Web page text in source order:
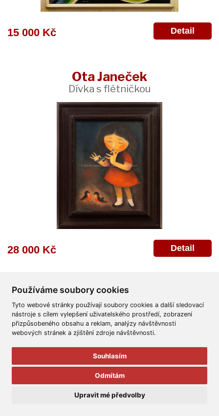
Používáme soubory cookies
Tyto webové stránky používají soubory cookies a další sledovací
nástroje s cílem vylepšení uživatelského prostředí, zobrazení
přizpůsobeného obsahu a reklam, analýzy návštěvnosti
webových stránek a zjištění zdroje návštěvnosti.
Souhlasím
Odmítám
Upravit mé předvolby
15 000 Kč Detail
Ota Janeček
Dívka s flétničkou
28 000 Kč Detail
Všeobecné obchodní podmínky Reklamační řád
Ochrana osobních údajů
Všechna práva vyhrazena.